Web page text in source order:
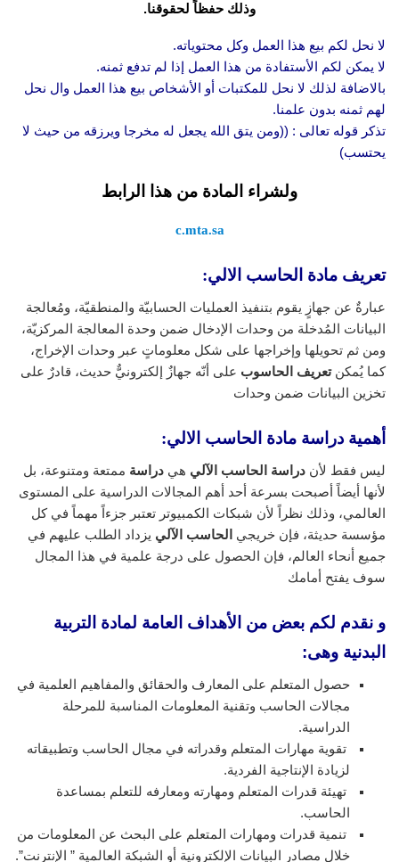
وذلك حفظاً لحقوقنا.
لا نحل لكم بيع هذا العمل وكل محتوياته.
لا يمكن لكم الأستفادة من هذا العمل إذا لم تدفع ثمنه.
بالاضافة لذلك لا نحل للمكتبات أو الأشخاص بيع هذا العمل وال نحل
لهم ثمنه بدون علمنا.
تذكر قوله تعالى : ((ومن يتق الله يجعل له مخرجا ويرزقه من حيث لا
يحتسب)
ولشراء المادة من هذا الرابط
c.mta.sa
تعريف مادة الحاسب الالي:
عبارةٌ عن جهازٍ يقوم بتنفيذ العمليات الحسابيّة والمنطقيّة، ومُعالجة
البيانات المُدخلة من وحدات الإدخال ضمن وحدة المعالجة المركزيّة،
ومن ثم تحويلها وإخراجها على شكل معلوماتٍ عبر وحدات الإخراج،
كما يُمكنتعريف الحاسوب على أنّه جهازٌ إلكترونيٌّ حديث، قادرٌ على
تخزين البيانات ضمن وحدات
أهمية دراسة مادة الحاسب الالي:
ليس فقط لأن دراسة الحاسب الآلي هي دراسة ممتعة ومتنوعة، بل
لأنها أيضاً أصبحت بسرعة أحد أهم المجالات الدراسية على المستوى
العالمي، وذلك نظراً لأن شبكات الكمبيوتر تعتبر جزءاً مهماً في كل
مؤسسة حديثة، فإن خريجي
الحاسب الآلي يزداد الطلب عليهم في
جميع أنحاء العالم، فإن الحصول على درجة علمية في هذا المجال
سوف يفتح أمامك
و نقدم لكم بعض من الأهداف العامة لمادة التربية
البدنية وهى:
حصول المتعلم على المعارف والحقائق والمفاهيم العلمية في
مجالات الحاسب وتقنية المعلومات المناسبة للمرحلة
الدراسية.
تقوية مهارات المتعلم وقدراته في مجال الحاسب وتطبيقاته
لزيادة الإنتاجية الفردية.
تهيئة قدرات المتعلم ومهارته ومعارفه للتعلم بمساعدة
الحاسب.
تنمية قدرات ومهارات المتعلم على البحث عن المعلومات من
خلال مصادر البيانات الإلكترونية أو الشبكة العالمية ” الإنترنت”.